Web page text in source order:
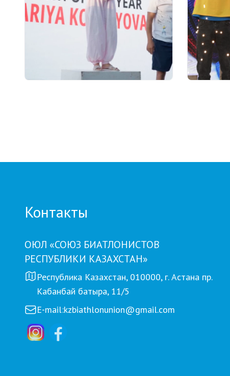
Контакты
ОЮЛ «СОЮЗ БИАТЛОНИСТОВ
РЕСПУБЛИКИ КАЗАХСТАН»
Республика Казахстан, 010000, г. Астана пр.
Кабанбай батыра, 11/5
E-mail:kzbiathlonunion@gmail.com